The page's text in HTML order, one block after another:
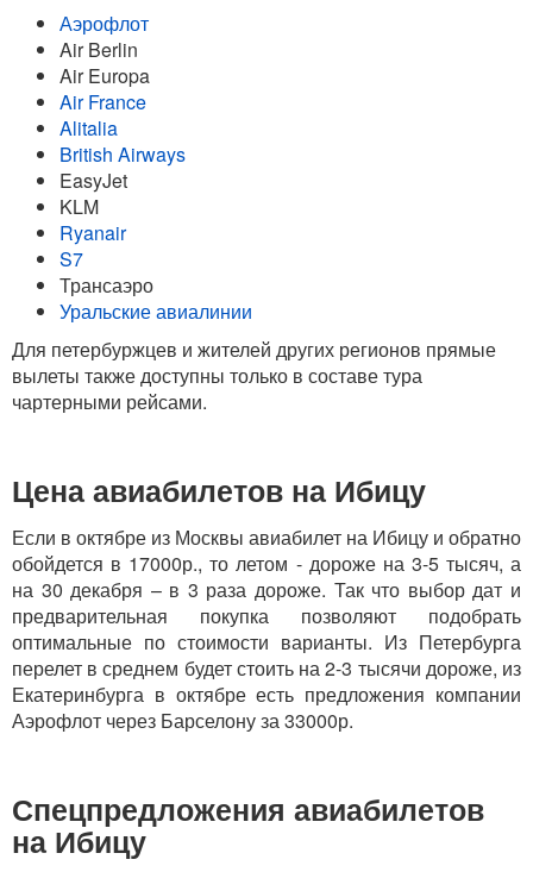
Аэрофлот
Air Berlin
Air Europa
Air France
Alitalia
British Airways
EasyJet
KLM
Ryanair
S7
Трансаэро
Уральские авиалинии
Для петербуржцев и жителей других регионов прямые
вылеты также доступны только в составе тура
чартерными рейсами.
Цена авиабилетов на Ибицу
Если в октябре из Москвы авиабилет на Ибицу и обратно
обойдется в 17000р., то летом - дороже на 3-5 тысяч, а
на 30 декабря – в 3 раза дороже. Так что выбор дат и
предварительная покупка позволяют подобрать
оптимальные по стоимости варианты. Из Петербурга
перелет в среднем будет стоить на 2-3 тысячи дороже, из
Екатеринбурга в октябре есть предложения компании
Аэрофлот через Барселону за 33000р.
Спецпредложения авиабилетов
на Ибицу